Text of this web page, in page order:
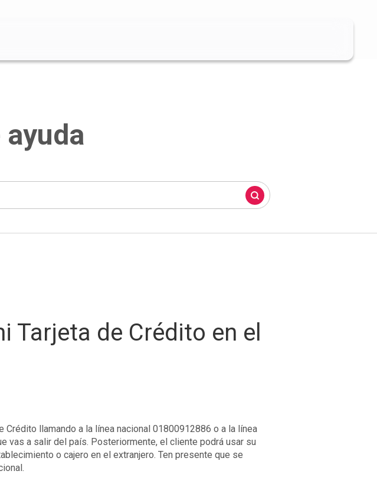
Tarjeta de Crédito en el
Crédito llamando a la línea nacional 01800912886 o a la línea
vas a salir del país. Posteriormente, el cliente podrá usar su
o cajero en el extranjero. Ten presente que se